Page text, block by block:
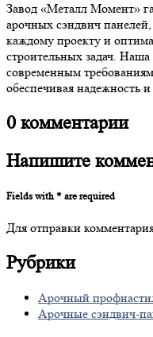
Завод «Металл Момент»
арочных сэндвич
каждому проекту и
строительных задач. Наша
современным
обеспечивая надежность
0комментарии
Напишите
Fields with * are required
Для отправки
Рубрики
Арочный
Арочные сэндвич-